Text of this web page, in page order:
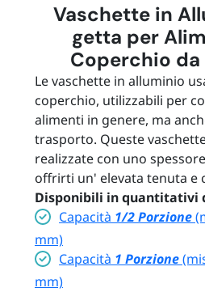
Vaschette in
getta per
Coperchio da
Le vaschette in alluminio
coperchio, utilizzabili per
alimenti in genere, ma
trasporto. Queste
realizzate con uno
offrirti un' elevata tenuta e
Disponibili in quantitativi
Capacità 1/2 Porzione
mm)
Capacità 1 Porzione
mm)